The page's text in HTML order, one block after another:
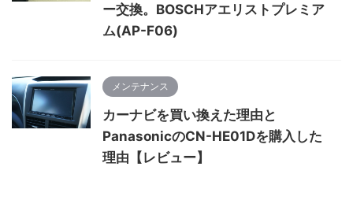
ー交換。BOSCHアエリストプレミア
ム(AP-F06)
メンテナンス
カーナビを買い換えた理由と
PanasonicのCN-HE01Dを購入した
理由【レビュー】